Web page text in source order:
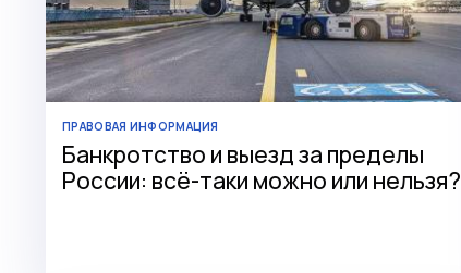
ПРАВОВАЯ ИНФОРМАЦИЯ
Банкротство и выезд за пределы
России: всё-таки можно или нельзя?